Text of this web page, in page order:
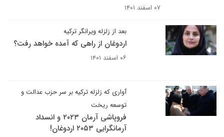
۰۷ اسفند ۱۴۰۱
بعد از زلزله ویرانگر ترکیه
اردوغان از راهی که آمده خواهد رفت؟
۰۶ اسفند ۱۴۰۱
آواری که زلزله ترکیه بر سر حزب عدالت و
توسعه ریخت
فروپاشی آرمان ۲۰۲۳ و انسداد
آرمانگرایی ۲۰۵۳ اردوغان!